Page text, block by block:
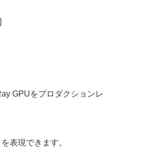
GPUをプロダクションレ
表現できます。